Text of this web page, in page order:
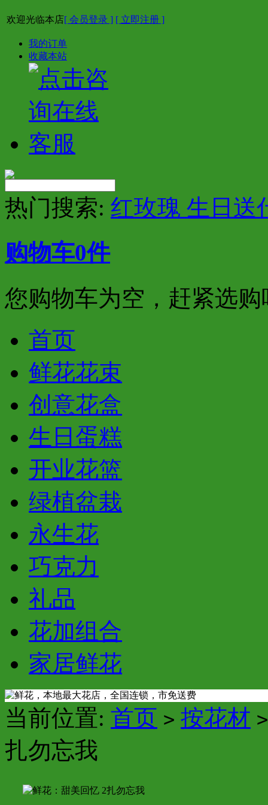
欢迎光临本店[ 会员登录 ] [ 立即注册 ]
我的订单
收藏本站
热门搜索: 红玫瑰 生日送
购物车0件
您购物车为空，赶紧选购
首页
鲜花花束
创意花盒
生日蛋糕
开业花篮
绿植盆栽
永生花
巧克力
礼品
花加组合
家居鲜花
当前位置: 首页 > 按花材 >
扎勿忘我